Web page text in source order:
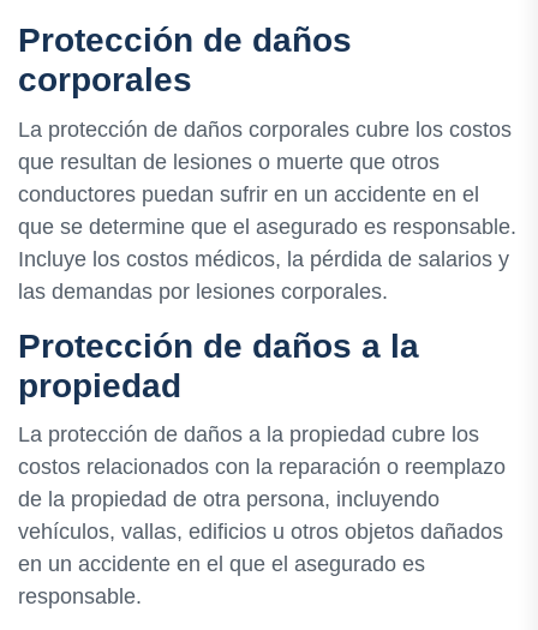
Protección de daños
corporales
La protección de daños corporales cubre los costos
que resultan de lesiones o muerte que otros
conductores puedan sufrir en un accidente en el
que se determine que el asegurado es responsable.
Incluye los costos médicos, la pérdida de salarios y
las demandas por lesiones corporales.
Protección de daños a la
propiedad
La protección de daños a la propiedad cubre los
costos relacionados con la reparación o reemplazo
de la propiedad de otra persona, incluyendo
vehículos, vallas, edificios u otros objetos dañados
en un accidente en el que el asegurado es
responsable.